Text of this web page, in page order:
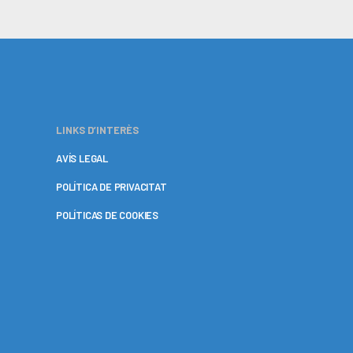
LINKS D’INTERÈS
AVÍS LEGAL
POLÍTICA DE PRIVACITAT
POLÍTICAS DE COOKIES